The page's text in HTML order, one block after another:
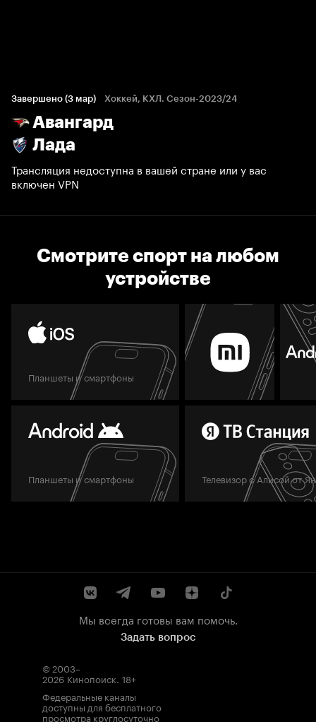
Завершено (3 мар) Хоккей, КХЛ. Сезон-2023/24
Авангард
Лада
Трансляция недоступна в вашей стране или у вас
включен VPN
Смотрите спорт на любом
устройстве
Планшеты и смартфоны
Планшеты и смартфоны Телевизор с Алисой от
Мы всегда готовы вам помочь.
Задать вопрос
© 2003–
2026 Кинопоиск. 18+
Федеральные каналы
доступны для бесплатного
просмотра круглосуточно